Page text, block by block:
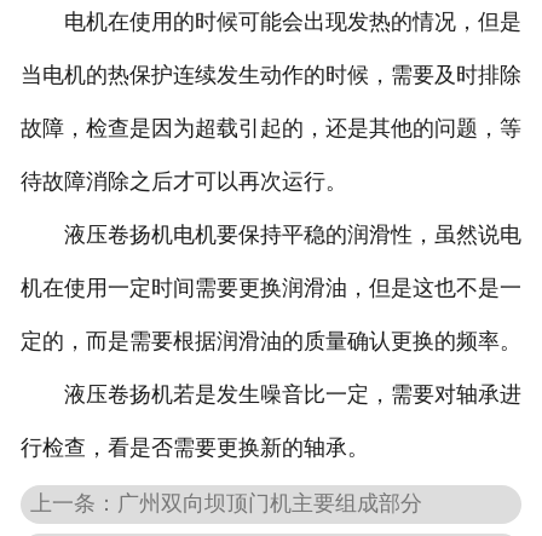
电机在使用的时候可能会出现发热的情况，但是
当电机的热保护连续发生动作的时候，需要及时排除
故障，检查是因为超载引起的，还是其他的问题，等
待故障消除之后才可以再次运行。
液压卷扬机电机要保持平稳的润滑性，虽然说电
机在使用一定时间需要更换润滑油，但是这也不是一
定的，而是需要根据润滑油的质量确认更换的频率。
液压卷扬机若是发生噪音比一定，需要对轴承进
行检查，看是否需要更换新的轴承。
上一条：广州双向坝顶门机主要组成部分